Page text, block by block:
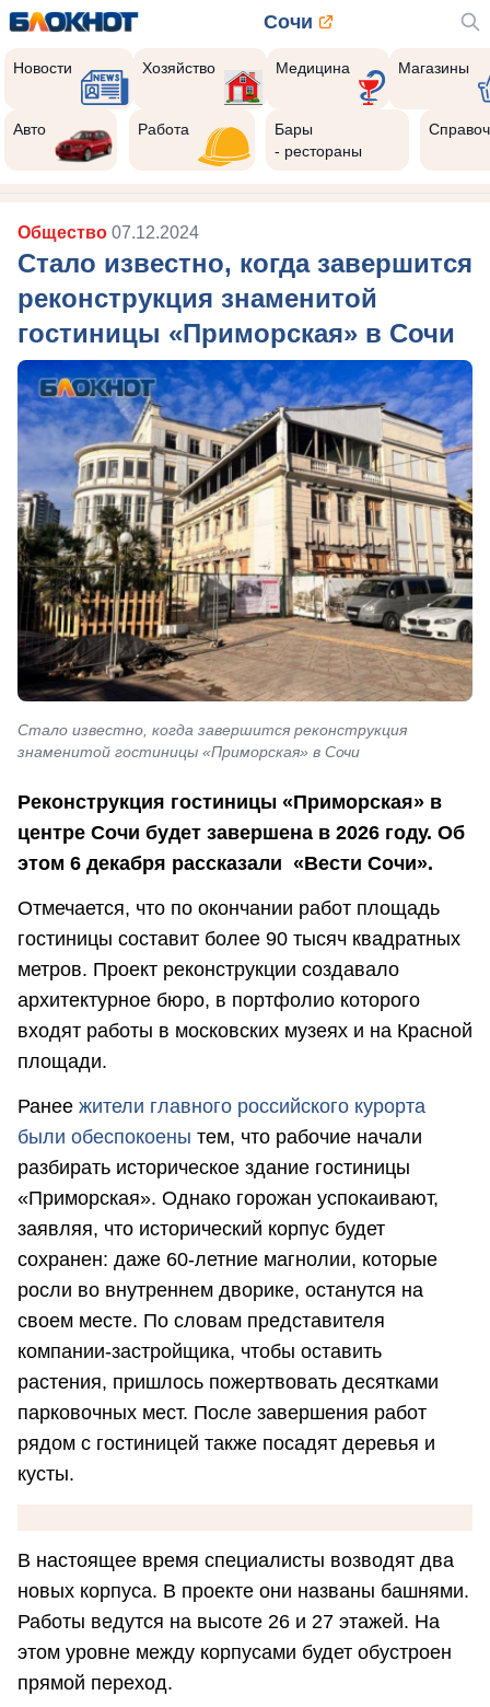
Сочи
Новости Хозяйство Медицина Магазины
Авто Работа
Бары
- рестораны
Общество 07.12.2024
Стало известно, когда завершится
реконструкция знаменитой
гостиницы «Приморская» в Сочи
Стало известно, когда завершится реконструкция
знаменитой гостиницы «Приморская» в Сочи
Реконструкция гостиницы «Приморская» в
центре Сочи будет завершена в 2026 году. Об
этом 6 декабря рассказали «Вести Сочи».
Отмечается, что по окончании работ площадь
гостиницы составит более 90 тысяч квадратных
метров. Проект реконструкции создавало
архитектурное бюро, в портфолио которого
входят работы в московских музеях и на Красной
площади.
Ранее жители главного российского курорта
были обеспокоены тем, что рабочие начали
разбирать историческое здание гостиницы
«Приморская». Однако горожан успокаивают,
заявляя, что исторический корпус будет
сохранен: даже 60-летние магнолии, которые
росли во внутреннем дворике, останутся на
своем месте. По словам представителя
компании-застройщика, чтобы оставить
растения, пришлось пожертвовать десятками
парковочных мест. После завершения работ
рядом с гостиницей также посадят деревья и
кусты.
В настоящее время специалисты возводят два
новых корпуса. В проекте они названы башнями.
Работы ведутся на высоте 26 и 27 этажей. На
этом уровне между корпусами будет обустроен
прямой переход.